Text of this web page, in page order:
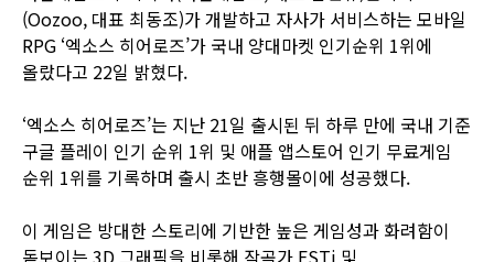
(Oozoo, 대표 최동조)가 개발하고 자사가 서비스하는 모바일
RPG ‘엑소스 히어로즈’가 국내 양대마켓 인기순위 1위에
올랐다고 22일 밝혔다.
‘엑소스 히어로즈’는 지난 21일 출시된 뒤 하루 만에 국내 기준
구글 플레이 인기 순위 1위 및 애플 앱스토어 인기 무료게임
순위 1위를 기록하며 출시 초반 흥행몰이에 성공했다.
이 게임은 방대한 스토리에 기반한 높은 게임성과 화려함이
돋보이는 3D 그래픽을 비롯해 작곡가 ESTi 및